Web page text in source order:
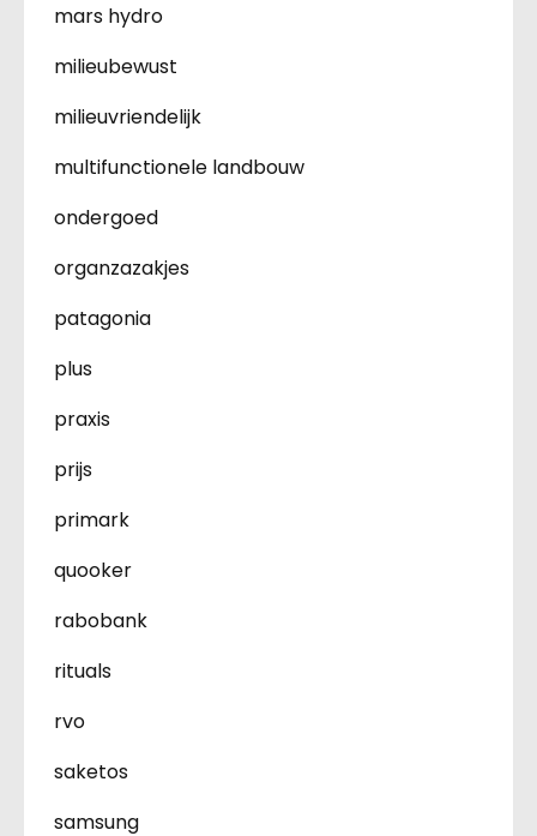
mars hydro
milieubewust
milieuvriendelijk
multifunctionele landbouw
ondergoed
organzazakjes
patagonia
plus
praxis
prijs
primark
quooker
rabobank
rituals
rvo
saketos
samsung